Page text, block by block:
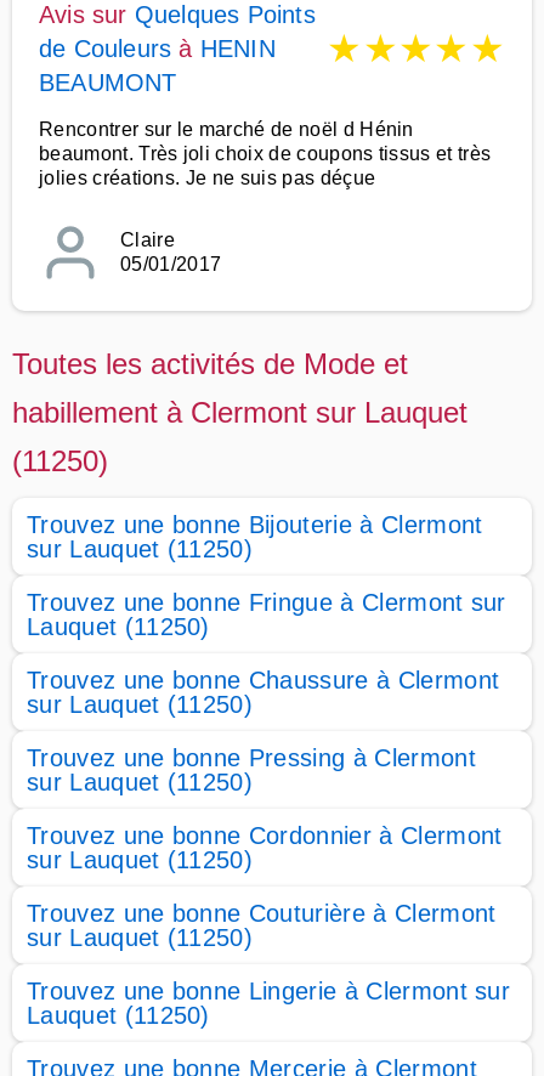
Avis sur Quelques Points
de Couleurs à HENIN
BEAUMONT
★★★★★
Rencontrer sur le marché de noël d Hénin
beaumont. Très joli choix de coupons tissus et très
jolies créations. Je ne suis pas déçue
Claire
05/01/2017
Toutes les activités de Mode et
habillement à Clermont sur Lauquet
(11250)
Trouvez une bonne Bijouterie à Clermont
sur Lauquet (11250)
Trouvez une bonne Fringue à Clermont sur
Lauquet (11250)
Trouvez une bonne Chaussure à Clermont
sur Lauquet (11250)
Trouvez une bonne Pressing à Clermont
sur Lauquet (11250)
Trouvez une bonne Cordonnier à Clermont
sur Lauquet (11250)
Trouvez une bonne Couturière à Clermont
sur Lauquet (11250)
Trouvez une bonne Lingerie à Clermont sur
Lauquet (11250)
Trouvez une bonne Mercerie à Clermont